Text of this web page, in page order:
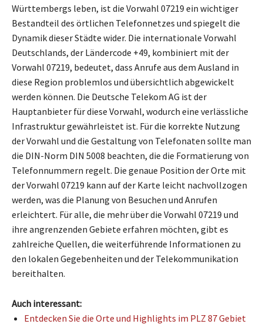
Württembergs leben, ist die Vorwahl 07219 ein wichtiger
Bestandteil des örtlichen Telefonnetzes und spiegelt die
Dynamik dieser Städte wider. Die internationale Vorwahl
Deutschlands, der Ländercode +49, kombiniert mit der
Vorwahl 07219, bedeutet, dass Anrufe aus dem Ausland in
diese Region problemlos und übersichtlich abgewickelt
werden können. Die Deutsche Telekom AG ist der
Hauptanbieter für diese Vorwahl, wodurch eine verlässliche
Infrastruktur gewährleistet ist. Für die korrekte Nutzung
der Vorwahl und die Gestaltung von Telefonaten sollte man
die DIN-Norm DIN 5008 beachten, die die Formatierung von
Telefonnummern regelt. Die genaue Position der Orte mit
der Vorwahl 07219 kann auf der Karte leicht nachvollzogen
werden, was die Planung von Besuchen und Anrufen
erleichtert. Für alle, die mehr über die Vorwahl 07219 und
ihre angrenzenden Gebiete erfahren möchten, gibt es
zahlreiche Quellen, die weiterführende Informationen zu
den lokalen Gegebenheiten und der Telekommunikation
bereithalten.
Auch interessant:
Entdecken Sie die Orte und Highlights im PLZ 87 Gebiet